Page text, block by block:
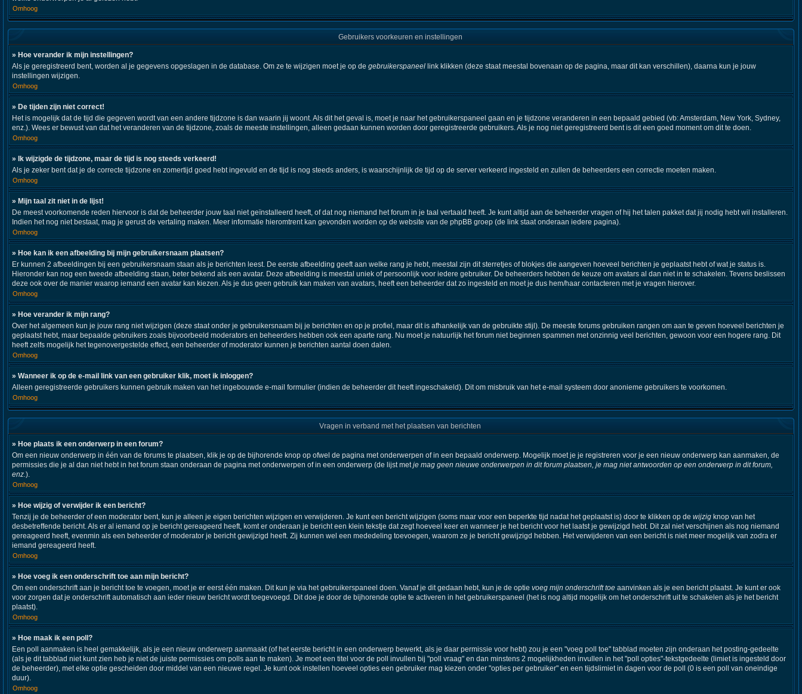
Omhoog
Gebruikers voorkeuren en instellingen
» Hoe verander ik mijn instellingen?
Als je geregistreerd bent, worden al je gegevens opgeslagen in de database. Om ze te wijzigen moet je op de gebruikerspaneel link klikken (deze staat meestal bovenaan op de pagina, maar dit kan verschillen), daarna kun je jouw
instellingen wijzigen.
Omhoog
» De tijden zijn niet correct!
Het is mogelijk dat de tijd die gegeven wordt van een andere tijdzone is dan waarin jij woont. Als dit het geval is, moet je naar het gebruikerspaneel gaan en je tijdzone veranderen in een bepaald gebied (vb: Amsterdam, New York, Sydney,
enz.). Wees er bewust van dat het veranderen van de tijdzone, zoals de meeste instellingen, alleen gedaan kunnen worden door geregistreerde gebruikers. Als je nog niet geregistreerd bent is dit een goed moment om dit te doen.
Omhoog
» Ik wijzigde de tijdzone, maar de tijd is nog steeds verkeerd!
Als je zeker bent dat je de correcte tijdzone en zomertijd goed hebt ingevuld en de tijd is nog steeds anders, is waarschijnlijk de tijd op de server verkeerd ingesteld en zullen de beheerders een correctie moeten maken.
Omhoog
» Mijn taal zit niet in de lijst!
De meest voorkomende reden hiervoor is dat de beheerder jouw taal niet geïnstalleerd heeft, of dat nog niemand het forum in je taal vertaald heeft. Je kunt altijd aan de beheerder vragen of hij het talen pakket dat jij nodig hebt wil installeren.
Indien het nog niet bestaat, mag je gerust de vertaling maken. Meer informatie hieromtrent kan gevonden worden op de website van de phpBB groep (de link staat onderaan iedere pagina).
Omhoog
» Hoe kan ik een afbeelding bij mijn gebruikersnaam plaatsen?
Er kunnen 2 afbeeldingen bij een gebruikersnaam staan als je berichten leest. De eerste afbeelding geeft aan welke rang je hebt, meestal zijn dit sterretjes of blokjes die aangeven hoeveel berichten je geplaatst hebt of wat je status is.
Hieronder kan nog een tweede afbeelding staan, beter bekend als een avatar. Deze afbeelding is meestal uniek of persoonlijk voor iedere gebruiker. De beheerders hebben de keuze om avatars al dan niet in te schakelen. Tevens beslissen
deze ook over de manier waarop iemand een avatar kan kiezen. Als je dus geen gebruik kan maken van avatars, heeft een beheerder dat zo ingesteld en moet je dus hem/haar contacteren met je vragen hierover.
Omhoog
» Hoe verander ik mijn rang?
Over het algemeen kun je jouw rang niet wijzigen (deze staat onder je gebruikersnaam bij je berichten en op je profiel, maar dit is afhankelijk van de gebruikte stijl). De meeste forums gebruiken rangen om aan te geven hoeveel berichten je
geplaatst hebt, maar bepaalde gebruikers zoals bijvoorbeeld moderators en beheerders hebben ook een aparte rang. Nu moet je natuurlijk het forum niet beginnen spammen met onzinnig veel berichten, gewoon voor een hogere rang. Dit
heeft zelfs mogelijk het tegenovergestelde effect, een beheerder of moderator kunnen je berichten aantal doen dalen.
Omhoog
» Wanneer ik op de e-mail link van een gebruiker klik, moet ik inloggen?
Alleen geregistreerde gebruikers kunnen gebruik maken van het ingebouwde e-mail formulier (indien de beheerder dit heeft ingeschakeld). Dit om misbruik van het e-mail systeem door anonieme gebruikers te voorkomen.
Omhoog
Vragen in verband met het plaatsen van berichten
» Hoe plaats ik een onderwerp in een forum?
Om een nieuw onderwerp in één van de forums te plaatsen, klik je op de bijhorende knop op ofwel de pagina met onderwerpen of in een bepaald onderwerp. Mogelijk moet je je registreren voor je een nieuw onderwerp kan aanmaken, de
permissies die je al dan niet hebt in het forum staan onderaan de pagina met onderwerpen of in een onderwerp (de lijst metje mag geen nieuwe onderwerpen in dit forum plaatsen, je mag niet antwoorden op een onderwerp in dit forum,
enz.).
Omhoog
» Hoe wijzig of verwijder ik een bericht?
Tenzij je de beheerder of een moderator bent, kun je alleen je eigen berichten wijzigen en verwijderen. Je kunt een bericht wijzigen (soms maar voor een beperkte tijd nadat het geplaatst is) door te klikken op de wijzig knop van het
desbetreffende bericht. Als er al iemand op je bericht gereageerd heeft, komt er onderaan je bericht een klein tekstje dat zegt hoeveel keer en wanneer je het bericht voor het laatst je gewijzigd hebt. Dit zal niet verschijnen als nog niemand
gereageerd heeft, evenmin als een beheerder of moderator je bericht gewijzigd heeft. Zij kunnen wel een mededeling toevoegen, waarom ze je bericht gewijzigd hebben. Het verwijderen van een bericht is niet meer mogelijk van zodra er
iemand gereageerd heeft.
Omhoog
» Hoe voeg ik een onderschrift toe aan mijn bericht?
Om een onderschrift aan je bericht toe te voegen, moet je er eerst één maken. Dit kun je via het gebruikerspaneel doen. Vanaf je dit gedaan hebt, kun je de optie voeg mijn onderschrift toe aanvinken als je een bericht plaatst. Je kunt er ook
voor zorgen dat je onderschrift automatisch aan ieder nieuw bericht wordt toegevoegd. Dit doe je door de bijhorende optie te activeren in het gebruikerspaneel (het is nog altijd mogelijk om het onderschrift uit te schakelen als je het bericht
plaatst).
Omhoog
» Hoe maak ik een poll?
Een poll aanmaken is heel gemakkelijk, als je een nieuw onderwerp aanmaakt (of het eerste bericht in een onderwerp bewerkt, als je daar permissie voor hebt) zou je een "voeg poll toe" tabblad moeten zijn onderaan het posting-gedeelte
(als je dit tabblad niet kunt zien heb je niet de juiste permissies om polls aan te maken). Je moet een titel voor de poll invullen bij "poll vraag" en dan minstens 2 mogelijkheden invullen in het "poll opties"-tekstgedeelte (limiet is ingesteld door
de beheerder), met elke optie gescheiden door middel van een nieuwe regel. Je kunt ook instellen hoeveel opties een gebruiker mag kiezen onder "opties per gebruiker" en een tijdslimiet in dagen voor de poll (0 is een poll van oneindige
duur).
Omhoog